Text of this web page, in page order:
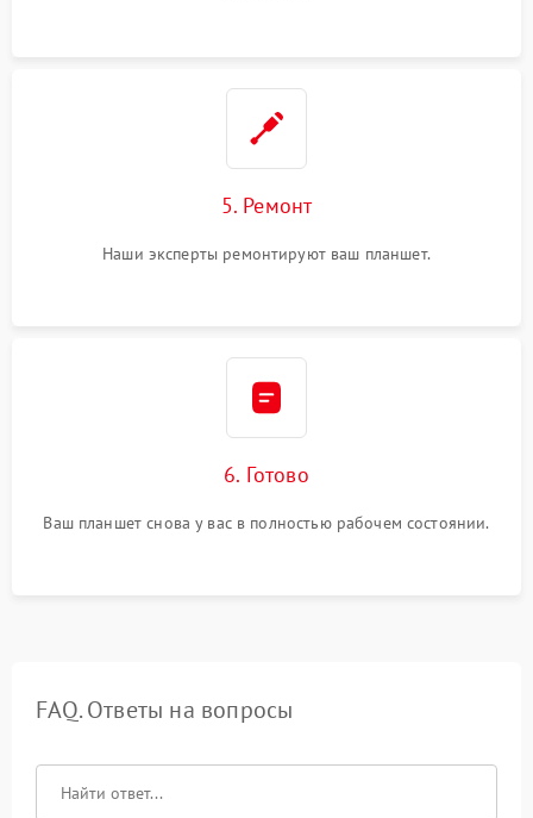
5. Ремонт
Наши эксперты ремонтируют ваш планшет.
6. Готово
Ваш планшет снова у вас в полностью рабочем состоянии.
FAQ. Ответы на вопросы